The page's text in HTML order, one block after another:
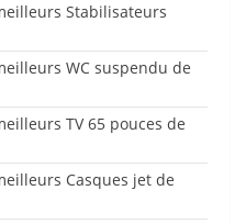
Stabilisateurs
WC suspendu de
TV 65 pouces de
Casques jet de